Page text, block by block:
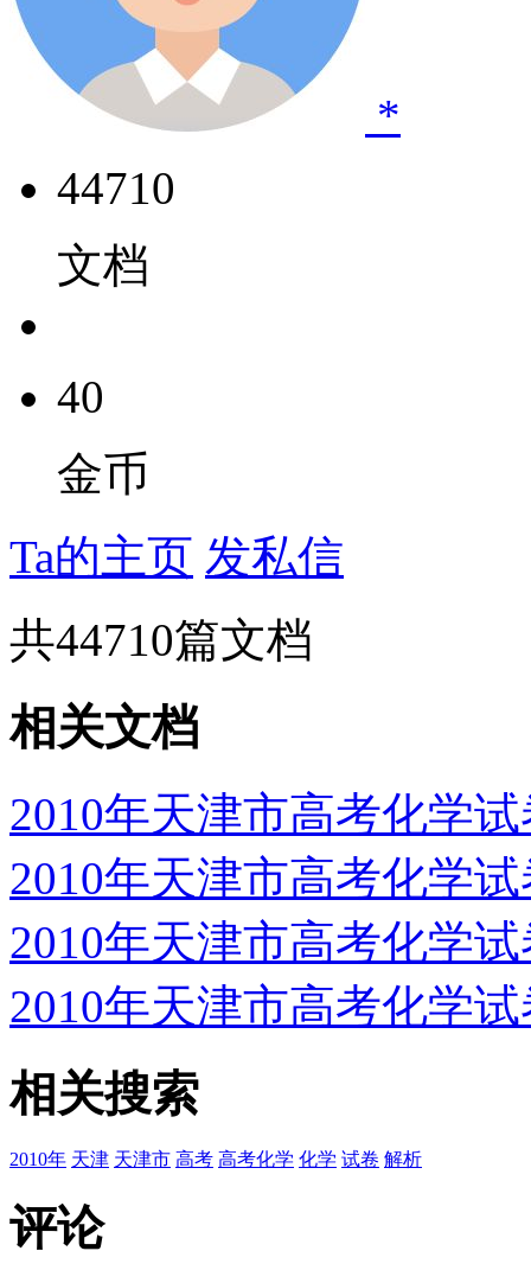
*
44710
文档
40
金币
Ta的主页 发私信
共44710篇文档
相关文档
2010年天津市高考化学
2010年天津市高考化学
2010年天津市高考化学
2010年天津市高考化学
相关搜索
2010年 天津 天津市 高考 高考化学 化学 试卷 解析
评论